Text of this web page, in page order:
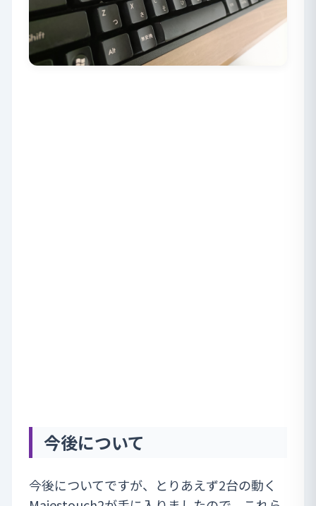
今後について
今後についてですが、とりあえず2台の動く